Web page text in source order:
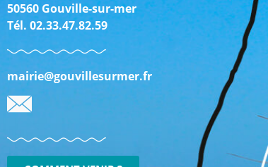
50560 Gouville-sur-mer
Tél. 02.33.47.82.59
mairie@gouvillesurmer.fr